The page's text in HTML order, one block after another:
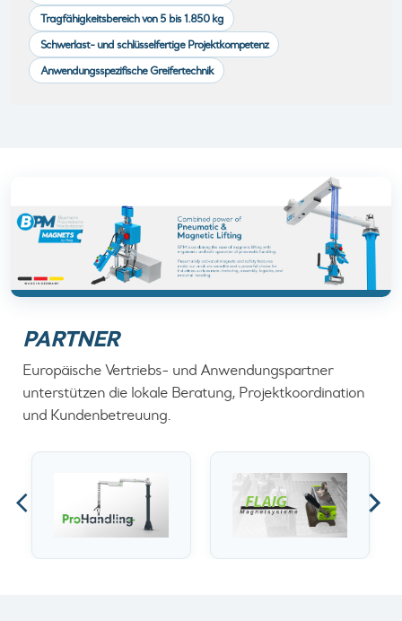
Tragfähigkeitsbereich von 5 bis 1.850 kg
Schwerlast- und schlüsselfertige Projektkompetenz
Anwendungsspezifische Greifertechnik
PARTNER
Europäische Vertriebs- und Anwendungspartner
unterstützen die lokale Beratung, Projektkoordination
und Kundenbetreuung.